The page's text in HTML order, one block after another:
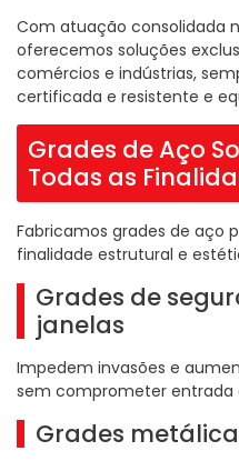
Com atuação consolidada
oferecemos soluções
comércios e indústrias,
certificada e resistente e
Grades de Aço
Todas as
Fabricamos grades de aço
finalidade estrutural e
Grades de
janelas
Impedem invasões e
sem comprometer entrada
Grades